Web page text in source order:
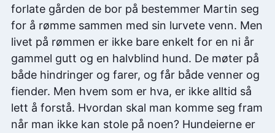
forlate gården de bor på bestemmer Martin seg
for å rømme sammen med sin lurvete venn. Men
livet på rømmen er ikke bare enkelt for en ni år
gammel gutt og en halvblind hund. De møter på
både hindringer og farer, og får både venner og
fiender. Men hvem som er hva, er ikke alltid så
lett å forstå. Hvordan skal man komme seg fram
når man ikke kan stole på noen? Hundeierne er